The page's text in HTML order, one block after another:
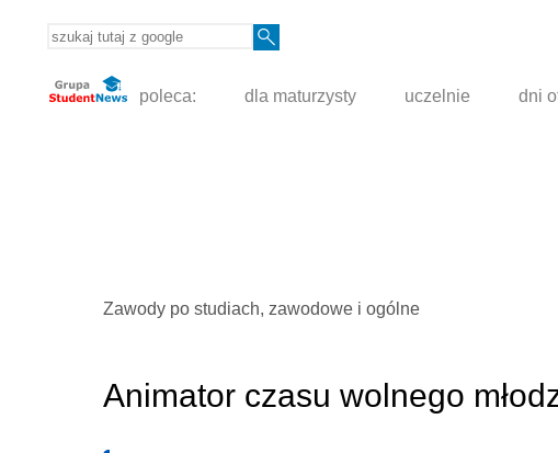
poleca: dla maturzysty uczelnie dni
Zawody po studiach, zawodowe i ogólne
Animator czasu wolnego